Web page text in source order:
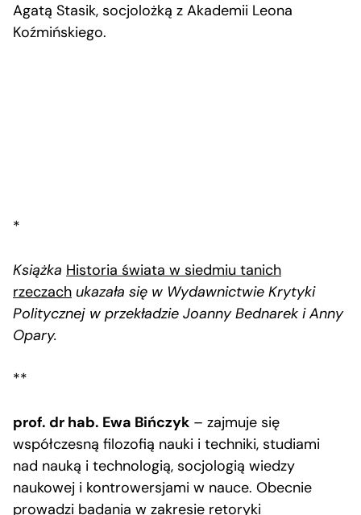
Agatą Stasik, socjolożką z Akademii Leona
Koźmińskiego.
*
Książka Historia świata w siedmiu tanich
rzeczach ukazała się w Wydawnictwie Krytyki
Politycznej w przekładzie Joanny Bednarek i Anny
Opary.
**
prof. dr hab. Ewa Bińczyk – zajmuje się
współczesną filozofią nauki i techniki, studiami
nad nauką i technologią, socjologią wiedzy
naukowej i kontrowersjami w nauce. Obecnie
prowadzi badania w zakresie retoryki